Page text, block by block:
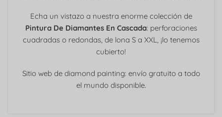
Echa un vistazo a nuestra enorme colección de
Pintura De Diamantes En Cascada: perforaciones
cuadradas o redondas, de lona S a XXL, ¡lo tenemos
cubierto!
Sitio web de diamond painting: envío gratuito a todo
el mundo disponible.